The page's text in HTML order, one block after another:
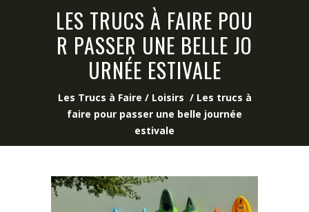
LES TRUCS À FAIRE POU
R PASSER UNE BELLE JO
URNÉE ESTIVALE
Les Trucs à Faire / Loisirs / Les trucs à
faire pour passer une belle journée
estivale